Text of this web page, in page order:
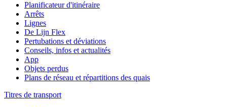
Planificateur d'itinéraire
Arrêts
Lignes
De Lijn Flex
Pertubations et déviations
Conseils, infos et actualités
App
Objets perdus
Plans de réseau et répartitions des quais
Titres de transport